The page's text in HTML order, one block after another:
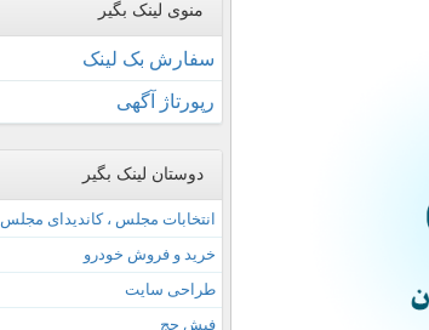
منوی لینک بگیر
سفارش بک لینک
رپورتاژ آگهی
دوستان لینک بگیر
انتخابات مجلس ، کاندیدای مجلس
خرید و فروش خودرو
طراحی سایت
فیش حج